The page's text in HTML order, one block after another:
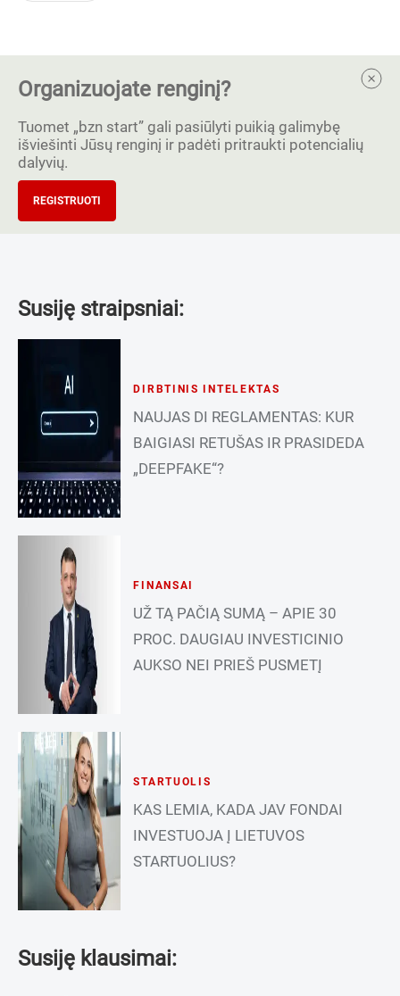
Organizuojate renginį?
Tuomet „bzn start” gali pasiūlyti puikią galimybę
išviešinti Jūsų renginį ir padėti pritraukti potencialių
dalyvių.
REGISTRUOTI
Susiję straipsniai:
DIRBTINIS INTELEKTAS
NAUJAS DI REGLAMENTAS: KUR
BAIGIASI RETUŠAS IR PRASIDEDA
„DEEPFAKE“?
FINANSAI
UŽ TĄ PAČIĄ SUMĄ – APIE 30
PROC. DAUGIAU INVESTICINIO
AUKSO NEI PRIEŠ PUSMETĮ
STARTUOLIS
KAS LEMIA, KADA JAV FONDAI
INVESTUOJA Į LIETUVOS
STARTUOLIUS?
Susiję klausimai: